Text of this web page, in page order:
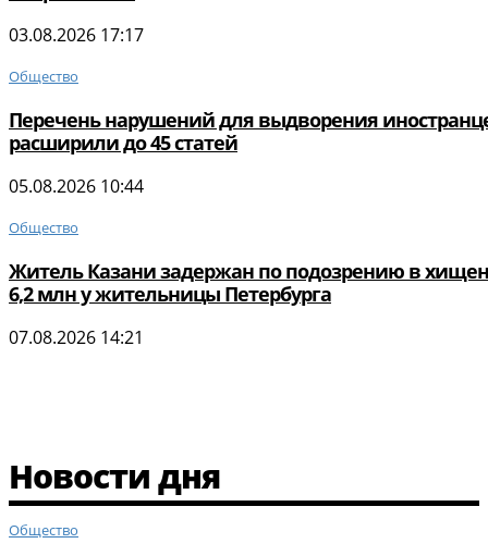
03.08.2026 17:17
Общество
Перечень нарушений для выдворения
расширили до 45 статей
05.08.2026 10:44
Общество
Житель Казани задержан по подозрению в
6,2 млн у жительницы Петербурга
07.08.2026 14:21
Новости дня
Общество